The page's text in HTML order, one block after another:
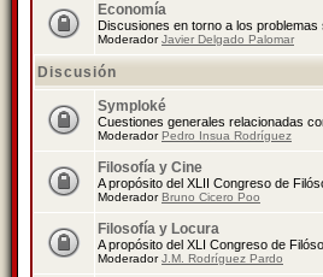
Economía
Discusiones en torno a los
ModeradorJavier Delgado Palomar
Discusión
Symploké
Cuestiones generales relacionadas
ModeradorPedro Insua Rodríguez
Filosofía y Cine
A propósito del XLII Congreso de
ModeradorBruno Cicero Poo
Filosofía y Locura
A propósito del XLI Congreso de
ModeradorJ.M. Rodríguez Pardo